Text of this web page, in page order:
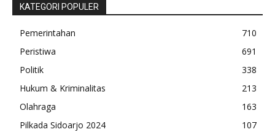
KATEGORI POPULER
Pemerintahan
710
Peristiwa
691
Politik
338
Hukum & Kriminalitas
213
Olahraga
163
Pilkada Sidoarjo 2024
107